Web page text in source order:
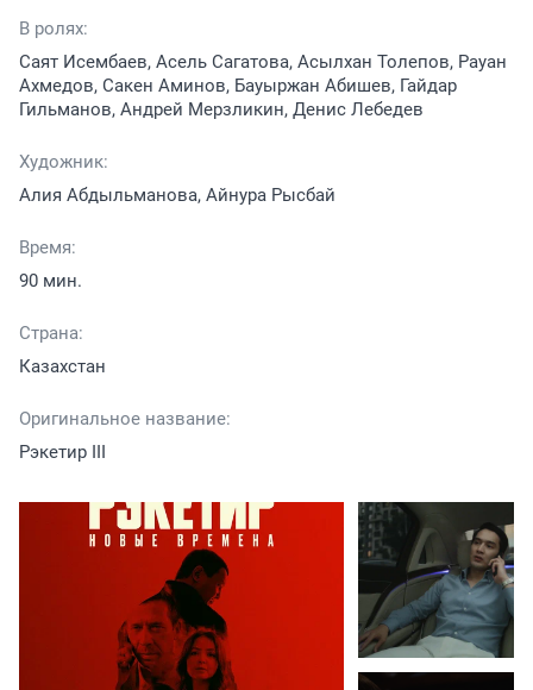
В ролях:
Саят Исембаев, Асель Сагатова, Асылхан Толепов, Рауан
Ахмедов, Сакен Аминов, Бауыржан Абишев, Гайдар
Гильманов, Андрей Мерзликин, Денис Лебедев
Художник:
Алия Абдыльманова, Айнура Рысбай
Время:
90 мин.
Страна:
Казахстан
Оригинальное название:
Рэкетир III